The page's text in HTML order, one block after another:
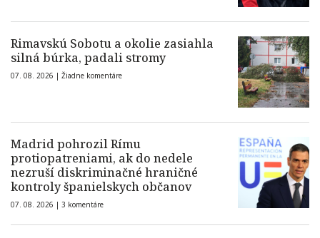
Rimavskú Sobotu a okolie zasiahla
silná búrka, padali stromy
07. 08. 2026 | Žiadne komentáre
Madrid pohrozil Rímu
protiopatreniami, ak do nedele
nezruší diskriminačné hraničné
kontroly španielskych občanov
07. 08. 2026 | 3 komentáre